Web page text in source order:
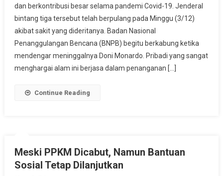
Kepala
BNPB
:
Indonesia
Kehilangan
dan berkontribusi besar selama pandemi Covid-19. Jenderal
bintang tiga tersebut telah berpulang pada Minggu (3/12)
akibat sakit yang dideritanya. Badan Nasional
Penanggulangan Bencana (BNPB) begitu berkabung ketika
mendengar meninggalnya Doni Monardo. Pribadi yang sangat
menghargai alam ini berjasa dalam penanganan […]
Continue Reading
Meski PPKM Dicabut, Namun Bantuan
Sosial Tetap Dilanjutkan